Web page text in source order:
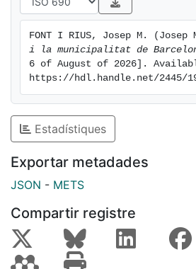
FONT I RIUS, Josep M. (Josep
i la municipalitat de
6 of August of 2026].
https://hdl.handle.net/2445/
Estadístiques
Exportar metadades
JSON - METS
Compartir registre